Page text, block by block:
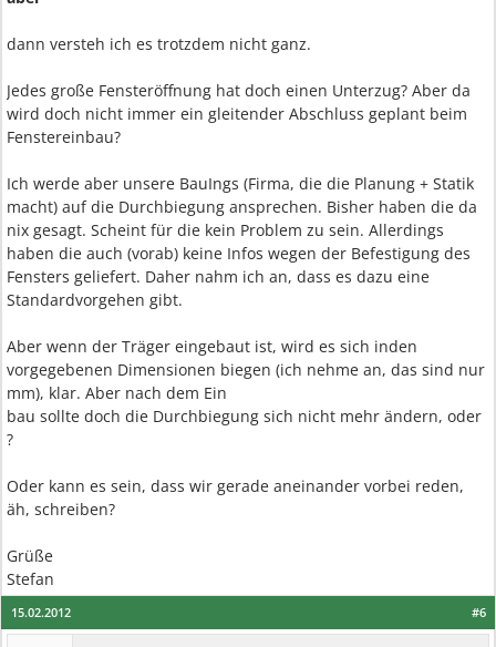
dann versteh ich es trotzdem nicht ganz.
Jedes große Fensteröffnung hat doch einen Unterzug? Aber da
wird doch nicht immer ein gleitender Abschluss geplant beim
Fenstereinbau?
Ich werde aber unsere BauIngs (Firma, die die Planung + Statik
macht) auf die Durchbiegung ansprechen. Bisher haben die da
nix gesagt. Scheint für die kein Problem zu sein. Allerdings
haben die auch (vorab) keine Infos wegen der Befestigung des
Fensters geliefert. Daher nahm ich an, dass es dazu eine
Standardvorgehen gibt.
Aber wenn der Träger eingebaut ist, wird es sich inden
vorgegebenen Dimensionen biegen (ich nehme an, das sind nur
mm), klar. Aber nach dem Ein
bau sollte doch die Durchbiegung sich nicht mehr ändern, oder
?
Oder kann es sein, dass wir gerade aneinander vorbei reden,
äh, schreiben?
Grüße
Stefan
#6
15.02.2012